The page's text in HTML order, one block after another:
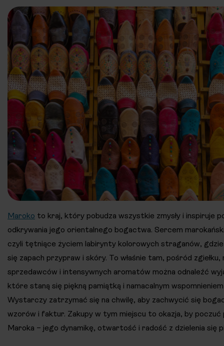
Maroko to kraj, który pobudza wszystkie zmysły i inspiruje
odkrywania jego orientalnego bogactwa. Sercem
czyli tętniące życiem labirynty kolorowych straganów,
się zapach przypraw i skóry. To właśnie tam, pośród zgiełku,
sprzedawców i intensywnych aromatów można odnaleźć
które staną się piękną pamiątką i namacalnym
Wystarczy zatrzymać się na chwilę, aby zachwycić się
wzorów i faktur. Zakupy w tym miejscu to okazja, by poczuć
Maroka – jego dynamikę, otwartość i radość z dzielenia się